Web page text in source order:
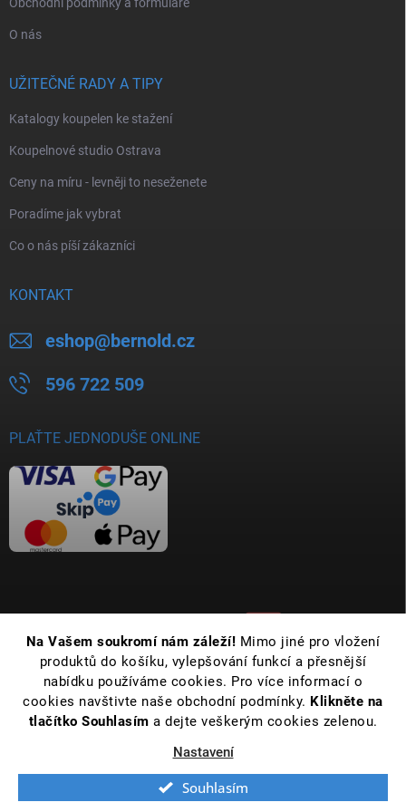
Na Vašem soukromí nám záleží! Mimo jiné pro vložení
produktů do košíku, vylepšování funkcí a přesnější
nabídku používáme cookies. Pro více informací o
cookies navštivte naše obchodní podmínky. Klikněte na
tlačítko Souhlasím a dejte veškerým cookies zelenou.
Nastavení
Souhlasím
O nás
UŽITEČNÉ RADY A TIPY
Katalogy koupelen ke stažení
Koupelnové studio Ostrava
Ceny na míru - levněji to neseženete
Poradíme jak vybrat
Co o nás píší zákazníci
KONTAKT
eshop@bernold.cz
596 722 509
PLAŤTE JEDNODUŠE ONLINE
Vytvořil Shoptet
Koupelny Bernold | Vše pro Vaši koupelnu již od roku 1990
Všechna práva vyhrazena.Upravit nastavení cookies